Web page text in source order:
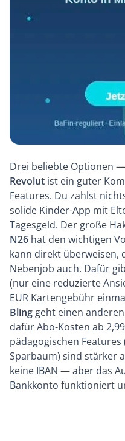
Drei beliebte Optionen
Revolut ist ein guter
Features. Du zahlst
solide Kinder-App mit
Tagesgeld. Der große
N26 hat den wichtigen
kann direkt überweisen,
Nebenjob auch. Dafür
(nur eine reduzierte
EUR Kartengebühr
Bling geht einen
dafür Abo-Kosten ab
pädagogischen
Sparbaum) sind stärker
keine IBAN — aber das
Bankkonto funktioniert